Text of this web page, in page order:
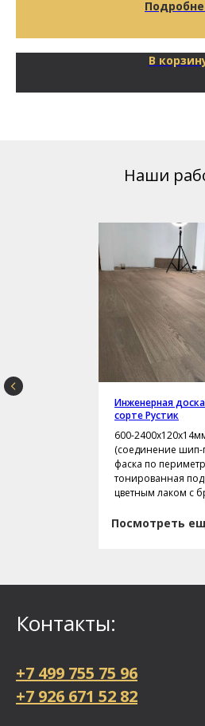
В
Наши
Инженерная
сорте Рустик
600-
(соединение шип-
фаска по
тонированная под
цветным лаком с
Посмотреть
Контакты:
+7 499 755 75 96
+7 926 671 52 82